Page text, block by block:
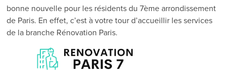
bonne nouvelle pour les résidents du 7ème arrondissement
de Paris. En effet, c’est à votre tour d’accueillir les services
de la branche Rénovation Paris.